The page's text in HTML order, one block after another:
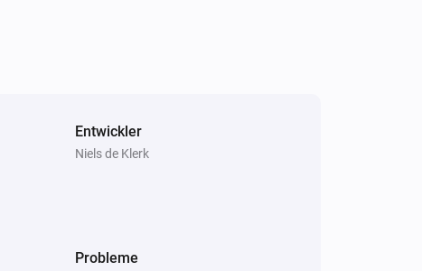
Entwickler
Niels de Klerk
Probleme